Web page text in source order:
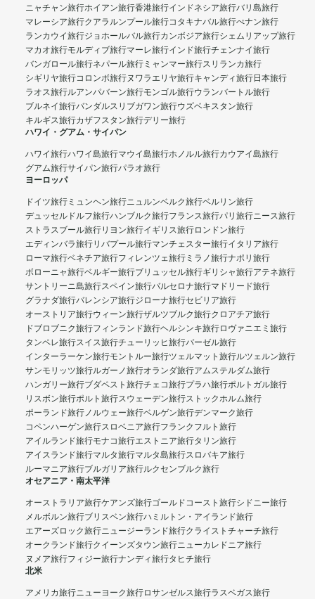
ニャチャン旅行ホイアン旅行香港旅行インドネシア旅行バリ島旅行
マレーシア旅行クアラルンプール旅行コタキナバル旅行ぺナン旅行
ランカウイ旅行ジョホールバル旅行カンボジア旅行シェムリアップ旅行
マカオ旅行モルディブ旅行マーレ旅行インド旅行チェンナイ旅行
バンガロール旅行ネパール旅行 ミャンマー旅行スリランカ旅行
シギリヤ旅行コロンボ旅行ヌワラエリヤ旅行キャンディ旅行日本旅行
ラオス旅行ルアンパバーン旅行モンゴル旅行ウランバートル旅行
ブルネイ旅行バンダルスリブガワン旅行ウズベキスタン旅行
キルギス旅行カザフスタン旅行デリー旅行
ハワイ・グアム・サイパン
ハワイ旅行ハワイ島旅行マウイ島旅行ホノルル旅行カウアイ島旅行
グアム旅行サイパン旅行パラオ旅行
ヨーロッパ
ドイツ旅行 ミュンヘン旅行ニュルンベルク旅行ベルリン旅行
デュッセルドルフ旅行ハンブルク旅行フランス旅行パリ旅行ニース旅行
ストラスブール旅行リヨン旅行イギリス旅行ロンドン旅行
エディンバラ旅行リバプール旅行マンチェスター旅行イタリア旅行
ローマ旅行ベネチア旅行フィレンツェ旅行 ミラノ旅行ナポリ旅行
ボローニャ旅行ベルギー旅行ブリュッセル旅行ギリシャ旅行アテネ旅行
サントリーニ島旅行スペイン旅行バルセロナ旅行マドリード旅行
グラナダ旅行バレンシア旅行ジローナ旅行セビリア旅行
オーストリア旅行ウィーン旅行ザルツブルク旅行クロアチア旅行
ドブロブニク旅行フィンランド旅行ヘルシンキ旅行ロヴァニエミ旅行
タンペレ旅行スイス旅行チューリッヒ旅行バーゼル旅行
インターラーケン旅行モントルー旅行ツェルマット旅行ルツェルン旅行
サンモリッツ旅行ルガーノ旅行オランダ旅行アムステルダム旅行
ハンガリー旅行ブダペスト旅行チェコ旅行プラハ旅行ポルトガル旅行
リスボン旅行ポルト旅行スウェーデン旅行ストックホルム旅行
ポーランド旅行ノルウェー旅行ベルゲン旅行デンマーク旅行
コペンハーゲン旅行スロベニア旅行フランクフルト旅行
アイルランド旅行モナコ旅行エストニア旅行タリン旅行
アイスランド旅行マルタ旅行マルタ島旅行スロバキア旅行
ルーマニア旅行ブルガリア旅行ルクセンブルク旅行
オセアニア・南太平洋
オーストラリア旅行ケアンズ旅行ゴールドコースト旅行シドニー旅行
メルボルン旅行ブリスベン旅行ハミルトン・アイランド旅行
エアーズロック旅行ニュージーランド旅行クライストチャーチ旅行
オークランド旅行クイーンズタウン旅行ニューカレドニア旅行
ヌメア旅行フィジー旅行ナンディ旅行タヒチ旅行
北米
アメリカ旅行ニューヨーク旅行ロサンゼルス旅行ラスベガス旅行